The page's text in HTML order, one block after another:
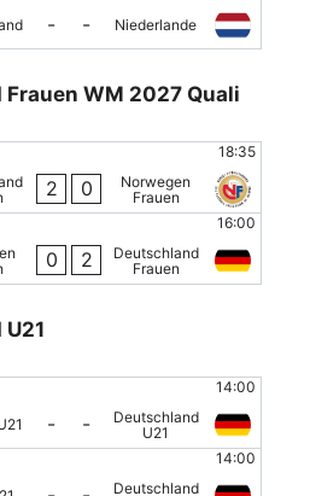
- - Niederlande
WM 2027 Quali
18:35
2 0
Norwegen
Frauen
16:00
0 2
Deutschland
Frauen
14:00
- -
Deutschland
U21
14:00
Deutschland